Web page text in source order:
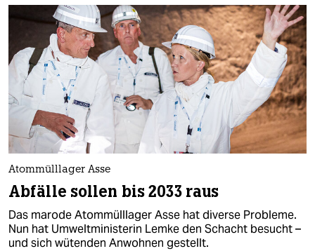
Atommülllager Asse
Abfälle sollen bis 2033 raus
Das marode Atommülllager Asse hat diverse Probleme.
Nun hat Umweltministerin Lemke den Schacht besucht –
und sich wütenden Anwohnen gestellt.